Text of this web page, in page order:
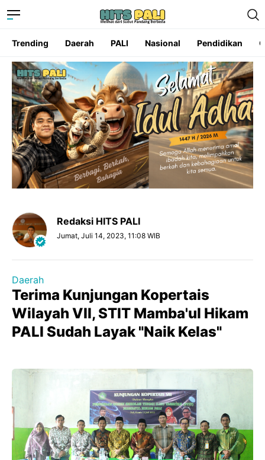
Trending Daerah PALI Nasional Pendidikan
Redaksi HITS PALI
Jumat, Juli 14, 2023, 11:08 WIB
Daerah
Terima Kunjungan Kopertais
Wilayah VII, STIT Mamba'ul Hikam
PALI Sudah Layak "Naik Kelas"